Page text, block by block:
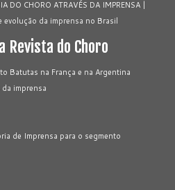
DO CHORO ATRAVÉS DA IMPRENSA |
evolução da imprensa no Brasil
Revista do Choro
Batutas na França e na Argentina
imprensa
de Imprensa para o segmento